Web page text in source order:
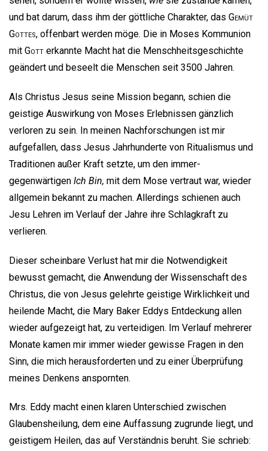
und bat darum, dass ihm der göttliche Charakter, das Gemüt
Gottes, offenbart werden möge. Die in Moses Kommunion
mit Gott erkannte Macht hat die Menschheitsgeschichte
geändert und beseelt die Menschen seit 3500 Jahren.
Als Christus Jesus seine Mission begann, schien die
geistige Auswirkung von Moses Erlebnissen gänzlich
verloren zu sein. In meinen Nachforschungen ist mir
aufgefallen, dass Jesus Jahrhunderte von Ritualismus und
Traditionen außer Kraft setzte, um den immer-
gegenwärtigen Ich Bin, mit dem Mose vertraut war, wieder
allgemein bekannt zu machen. Allerdings schienen auch
Jesu Lehren im Verlauf der Jahre ihre Schlagkraft zu
verlieren.
Dieser scheinbare Verlust hat mir die Notwendigkeit
bewusst gemacht, die Anwendung der Wissenschaft des
Christus, die von Jesus gelehrte geistige Wirklichkeit und
heilende Macht, die Mary Baker Eddys Entdeckung allen
wieder aufgezeigt hat, zu verteidigen. Im Verlauf mehrerer
Monate kamen mir immer wieder gewisse Fragen in den
Sinn, die mich herausforderten und zu einer Überprüfung
meines Denkens anspornten.
Mrs. Eddy macht einen klaren Unterschied zwischen
Glaubensheilung, dem eine Auffassung zugrunde liegt, und
geistigem Heilen, das auf Verständnis beruht. Sie schrieb: